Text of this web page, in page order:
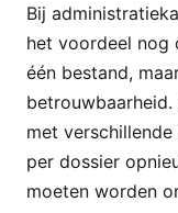
Bij
het voordeel nog
één bestand,
met
per dossier
moeten worden